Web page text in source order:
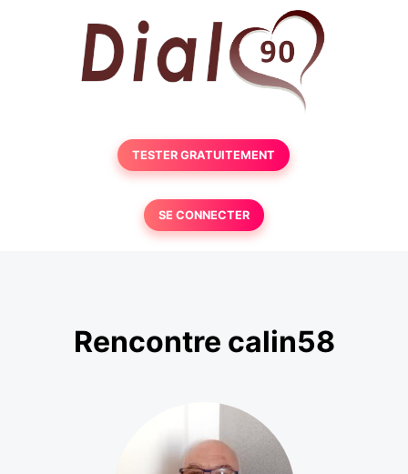
TESTER GRATUITEMENT
SE CONNECTER
Rencontre calin58